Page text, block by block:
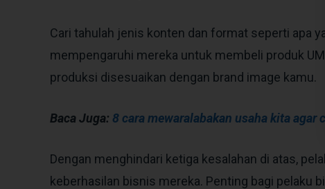
Cari tahulah jenis konten dan format seperti apa
mempengaruhi mereka untuk membeli produk
produksi disesuaikan dengan brand image kamu.
Baca Juga: 8 cara mewaralabakan usaha kita agar
Dengan menghindari ketiga kesalahan di atas,
keberhasilan bisnis mereka. Penting bagi pelaku